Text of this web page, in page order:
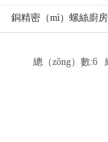
銅精密（mì）螺絲廚
總（zǒng）數:6